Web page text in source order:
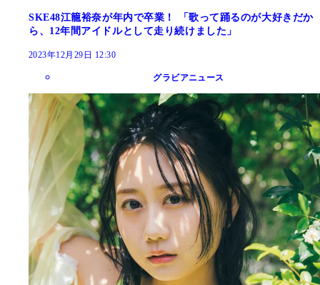
SKE48江籠裕奈が年内で卒業！ 「歌って踊るのが大好きだか
ら、12年間アイドルとして走り続けました」
2023年12月29日 12:30
グラビアニュース